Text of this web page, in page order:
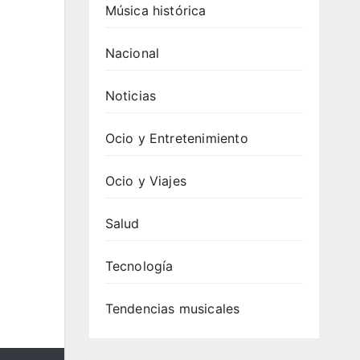
Música histórica
Nacional
Noticias
Ocio y Entretenimiento
Ocio y Viajes
Salud
Tecnología
Tendencias musicales